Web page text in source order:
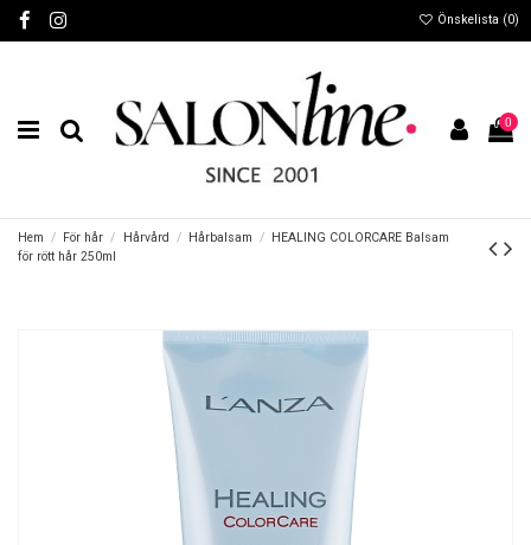
Önskelista (0)
0
Hem För hår Hårvård Hårbalsam
HEALING COLORCARE Balsam
för rött hår 250ml